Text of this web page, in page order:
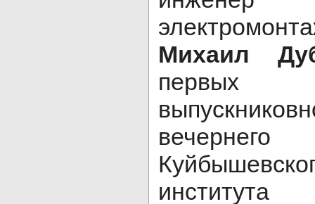
Михаил
первых